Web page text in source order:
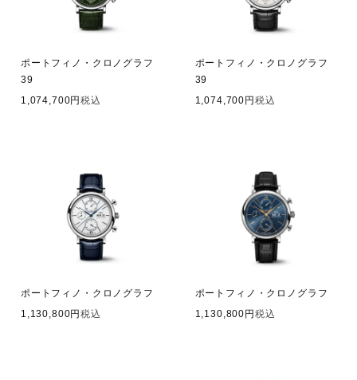
ポートフィノ・クロノグラフ
39
1,074,700
税込
ポートフィノ・クロノグラフ
39
1,074,700
税込
ポートフィノ・クロノグラフ
1,130,800
税込
ポートフィノ・クロノグラフ
1,130,800
税込